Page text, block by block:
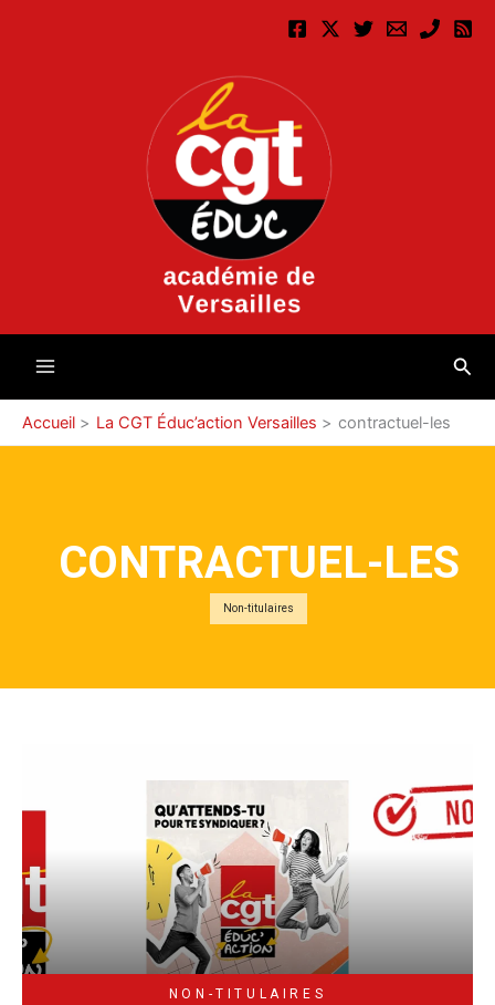
Accueil La CGT Éduc’action Versailles contractuel-les
CONTRACTUEL-LES
Non-titulaires
NON-TITULAIRES